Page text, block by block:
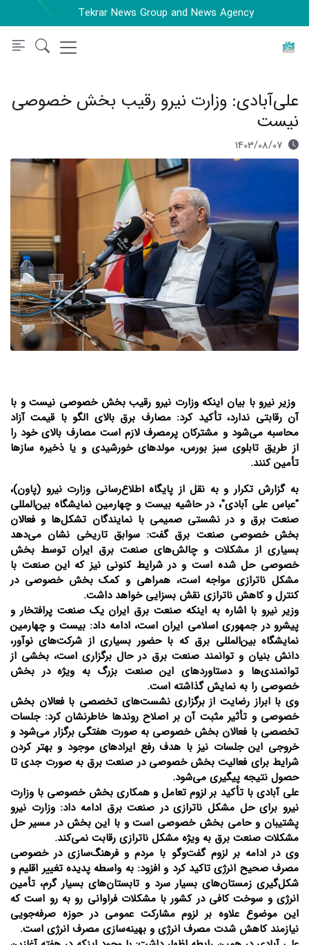
Tekrar News Group and News Agency
علی‌آبادی: وزارت نیرو رقیب بخش خصوصی
نیست
1403/08/07
وزیر نیرو با بیان اینکه وزارت نیرو رقیب بخش خصوصی نیست و با
آن رقابتی ندارد، تأکید کرد: مصارف برق بالای الگو با قیمت آزاد
محاسبه می‌شود و مشترکان پرمصرف لازم است مصارف بالای خود را
از طریق تابلوی سبز بورس، مولد‌های خورشیدی و یا ذخیره ساز‌ها
تأمین کنند.
به گزارش تکرار و به نقل از پایگاه اطلاع‌رسانی وزارت نیرو (پاون)،
"عباس علی آبادی"، در حاشیه بیست و چهارمین نمایشگاه بین‌المللی
صنعت برق و در نشستی صمیمی با نمایندگان تشکل‌ها و فعالان
بخش خصوصی صنعت برق گفت: سوابق تاریخی نشان می‌دهد
بسیاری از مشکلات و چالش‌های صنعت برق ایران توسط بخش
خصوصی حل شده است و در شرایط کنونی نیز که این صنعت با
مشکل ناترازی مواجه است، همراهی و کمک بخش خصوصی در
کنترل و کاهش ناترازی نقش بسزایی خواهد داشت.
وزیر نیرو با اشاره به اینکه صنعت برق ایران یک صنعت پرافتخار و
پیشرو در جمهوری اسلامی ایران است، ادامه داد: بیست و چهارمین
نمایشگاه بین‌المللی برق که با حضور بسیاری از شرکت‌های نوآور،
دانش بنیان و توانمند صنعت برق در حال برگزاری است، بخشی از
توانمندی‌ها و دستاورد‌های این صنعت بزرگ به ویژه در بخش
خصوصی را به نمایش گذاشته است.
وی با ابراز رضایت از برگزاری نشست‌های تخصصی با فعالان بخش
خصوصی و تأثیر مثبت آن بر اصلاح روند‌ها خاطرنشان کرد: جلسات
تخصصی با فعالان بخش خصوصی به صورت هفتگی برگزار می‌شود و
خروجی این جلسات نیز با هدف رفع ایراد‌های موجود و بهتر کردن
شرایط برای فعالیت بخش خصوصی در صنعت برق به صورت جدی تا
حصول نتیجه پیگیری می‌شود.
علی آبادی با تأکید بر لزوم تعامل و همکاری بخش خصوصی با وزارت
نیرو برای حل مشکل ناترازی در صنعت برق ادامه داد: وزارت نیرو
پشتیبان و حامی بخش خصوصی است و با این بخش در مسیر حل
مشکلات صنعت برق به ویژه مشکل ناترازی رقابت نمی‌کند.
وی در ادامه بر لزوم گفت‌و‌گو با مردم و فرهنگ‌سازی در خصوصی
مصرف صحیح انرژی تاکید کرد و افزود: به واسطه پدیده تغییر اقلیم و
شکل‌گیری زمستان‌های بسیار سرد و تابستان‌های بسیار گرم، تأمین
انرژی و سوخت کافی در کشور با مشکلات فراوانی رو به رو است که
این موضوع علاوه بر لزوم مشارکت عمومی در حوزه صرفه‌جویی
نیازمند کاهش شدت مصرف انرژی و بهینه‌سازی مصرف انرژی است.